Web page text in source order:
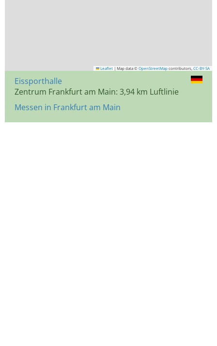
Leaflet | Map data © OpenStreetMap contributors, CC-BY-SA
Eissporthalle
Zentrum Frankfurt am Main: 3,94 km Luftlinie
Messen in Frankfurt am Main